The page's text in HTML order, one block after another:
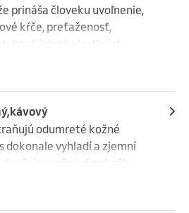
prináša človeku uvoľnenie,
kŕče, preťaženosť,
a bolestivých
odumreté kožné
dokonale vyhladí a zjemní
pružnosť pokožky,
.trvanie od 30-60min